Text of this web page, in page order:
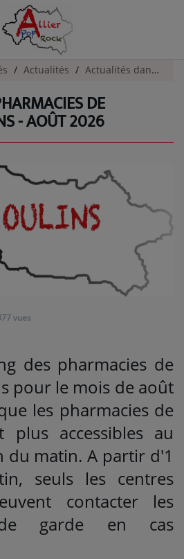
Actualités Actualités dans l'Allier
DE
- AOÛT 2026
vues
des pharmacies de
pour le mois de août
les pharmacies de
plus accessibles au
du matin. A partir d'1
seuls les centres
contacter les
de garde en cas